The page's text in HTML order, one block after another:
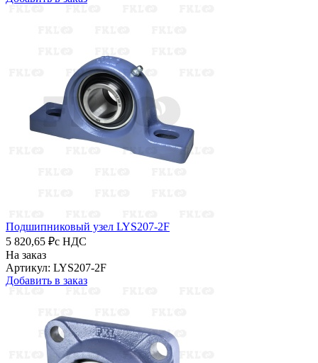
Подшипниковый узел LYS207-2F
5 820,65 ₽с НДС
На заказ
Артикул: LYS207-2F
Добавить в заказ